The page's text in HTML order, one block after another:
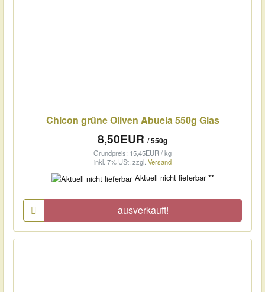
Chicon grüne Oliven Abuela 550g Glas
8,50EUR / 550g
Grundpreis: 15,45EUR / kg
inkl. 7% USt. zzgl. Versand
Aktuell nicht lieferbar **
ausverkauft!